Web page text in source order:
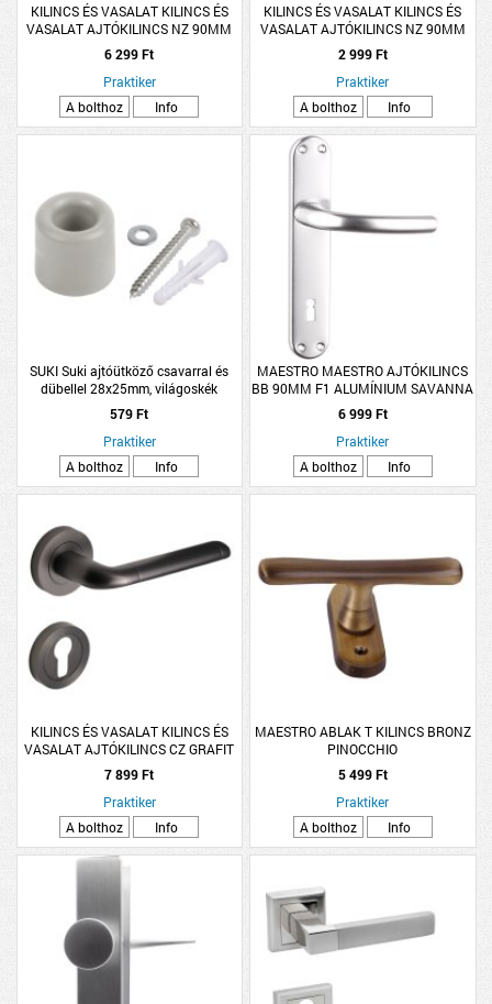
KILINCS ÉS VASALAT KILINCS ÉS
VASALAT AJTÓKILINCS NZ 90MM
SZATÉN KRÓM STAR
6 299 Ft
Praktiker
A bolthoz
Info
KILINCS ÉS VASALAT KILINCS ÉS
VASALAT AJTÓKILINCS NZ 90MM
ALU FEHÉR LARINA
2 999 Ft
Praktiker
A bolthoz
Info
SUKI Suki ajtóütköző csavarral és
dübellel 28x25mm, világoskék
579 Ft
Praktiker
A bolthoz
Info
MAESTRO MAESTRO AJTÓKILINCS
BB 90MM F1 ALUMÍNIUM SAVANNA
6 999 Ft
Praktiker
A bolthoz
Info
KILINCS ÉS VASALAT KILINCS ÉS
VASALAT AJTÓKILINCS CZ GRAFIT
LINDO ROZETTÁS
7 899 Ft
Praktiker
A bolthoz
Info
MAESTRO ABLAK T KILINCS BRONZ
PINOCCHIO
5 499 Ft
Praktiker
A bolthoz
Info